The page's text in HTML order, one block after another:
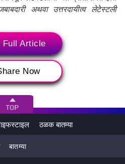
अथवा उत्तरदायीत्व लेटेस्टली
the Year
ICC पुरस्कार
India आईसीसी
टीम इंडिया
Full Article
Now
ठळक बातम्या
बातम्या